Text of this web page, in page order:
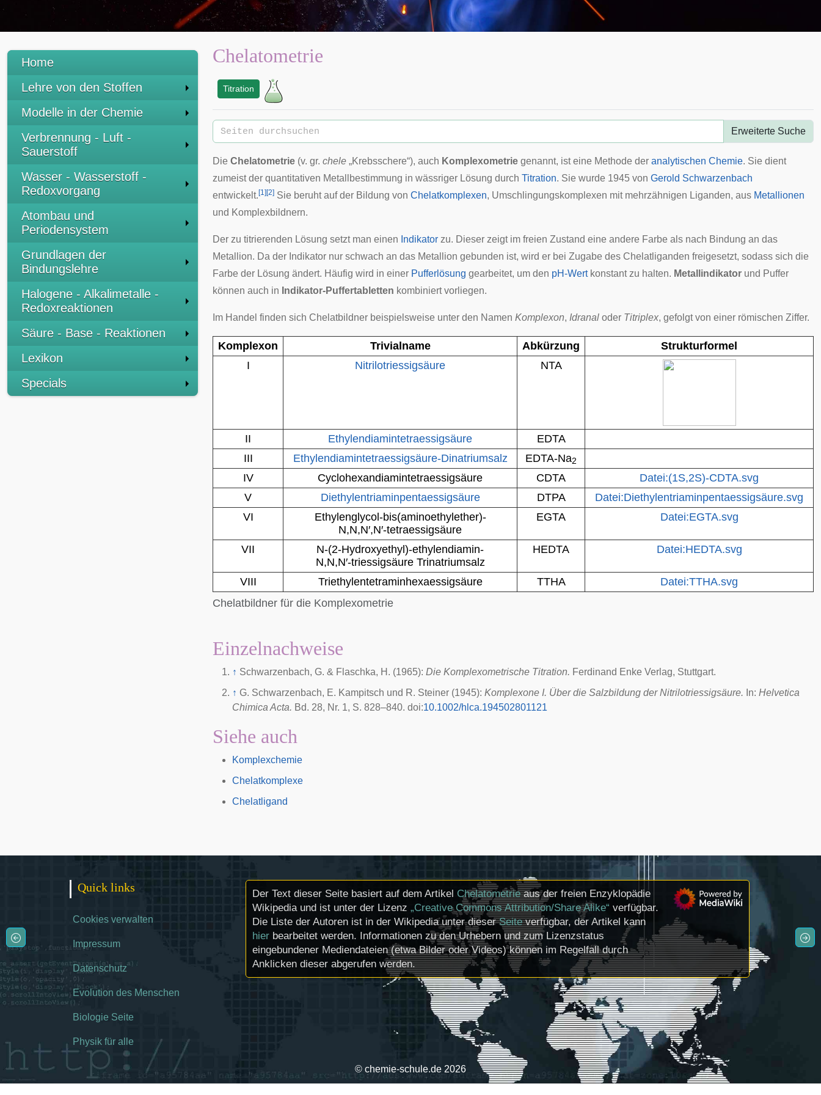
Home
Lehre von den Stoffen
Modelle in der Chemie
Verbrennung - Luft -
Sauerstoff
Wasser - Wasserstoff -
Redoxvorgang
Atombau und
Periodensystem
Grundlagen der
Bindungslehre
Halogene - Alkalimetalle -
Redoxreaktionen
Säure - Base - Reaktionen
Lexikon
Specials
Chelatometrie
Titration
Erweiterte Suche
Die Chelatometrie (v. gr. chele „Krebsschere“), auch Komplexometrie genannt, ist eine Methode der analytischen Chemie. Sie dient
zumeist der quantitativen Metallbestimmung in wässriger Lösung durch Titration. Sie wurde 1945 von Gerold Schwarzenbach
entwickelt. [1] [2] Sie beruht auf der Bildung von Chelatkomplexen, Umschlingungskomplexen mit mehrzähnigen Liganden, aus Metallionen
und Komplexbildnern.
Der zu titrierenden Lösung setzt man einen Indikator zu. Dieser zeigt im freien Zustand eine andere Farbe als nach Bindung an das
Metallion. Da der Indikator nur schwach an das Metallion gebunden ist, wird er bei Zugabe des Chelatliganden freigesetzt, sodass sich die
Farbe der Lösung ändert. Häufig wird in einer Pufferlösung gearbeitet, um den pH-Wertkonstant zu halten. Metallindikator und Puffer
können auch in Indikator-Puffertabletten kombiniert vorliegen.
Im Handel finden sich Chelatbildner beispielsweise unter den Namen Komplexon, Idranal oder Titriplex, gefolgt von einer römischen Ziffer.
Chelatbildner für die Komplexometrie
Komplexon Trivialname Abkürzung
Strukturformel
I
Nitrilotriessigsäure NTA
II Ethylendiamintetraessigsäure
EDTA
III
Ethylendiamintetraessigsäure-Dinatriumsalz EDTA-Na2
IV Cyclohexandiamintetraessigsäure CDTA
Datei:(1S,2S)-CDTA.svg
V
Diethylentriaminpentaessigsäure DTPA
Datei:Diethylentriaminpentaessigsäure.svg
VI
Ethylenglycol-bis(aminoethylether)-
N,N,N′,N′-tetraessigsäure
EGTA Datei:EGTA.svg
VII
N-(2-Hydroxyethyl)-ethylendiamin-
N,N,N′-triessigsäure Trinatriumsalz
HEDTA Datei:HEDTA.svg
VIII Triethylentetraminhexaessigsäure TTHA Datei:TTHA.svg
Einzelnachweise
↑ Schwarzenbach, G. & Flaschka, H. (1965): Die Komplexometrische Titration. Ferdinand Enke Verlag, Stuttgart.
↑ G. Schwarzenbach, E. Kampitsch und R. Steiner (1945): Komplexone I. Über die Salzbildung der Nitrilotriessigsäure. In: Helvetica
Chimica Acta. Bd. 28, Nr. 1, S. 828–840. doi:10.1002/hlca.194502801121
Siehe auch
Komplexchemie
Chelatkomplexe
Chelatligand
Quick links
Cookies verwalten
Impressum
Datenschutz
Evolution des Menschen
Biologie Seite
Physik für alle
Der Text dieser Seite basiert auf dem Artikel Chelatometrieaus der freien Enzyklopädie
Wikipedia und ist unter der Lizenz „Creative Commons Attribution/Share Alike“ verfügbar.
Die Liste der Autoren ist in der Wikipedia unter dieserSeiteverfügbar, der Artikel kann
hier bearbeitet werden. Informationen zu den Urhebern und zum Lizenzstatus
eingebundener Mediendateien (etwa Bilder oder Videos) können im Regelfall durch
Anklicken dieser abgerufen werden.
© chemie-schule.de 2026